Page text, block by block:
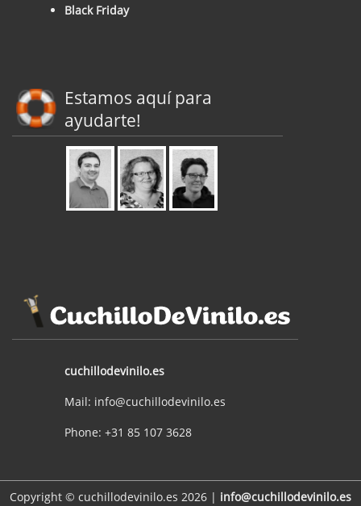
Black Friday
Estamos aquí para
ayudarte!
cuchillodevinilo.es
Mail: info@cuchillodevinilo.es
Phone: +31 85 107 3628
Copyright © cuchillodevinilo.es 2026 | info@cuchillodevinilo.es